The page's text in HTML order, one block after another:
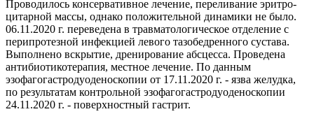
Проводи­лось консервативное лечение, переливание эритро­
цитарной массы, однако положительной динамики не было.
06.11.2020 г. переведена в травматологическое отделение с
перипротезной инфекцией левого тазобе­дренного сустава.
Выполнено вскрытие, дренирова­ние абсцесса. Проведена
антибиотикотерапия, мест­ное лечение. По данным
эзофагогастродуоденоскопии от 17.11.2020 г. - язва желудка,
по результатам кон­трольной эзофагогастродуоденоскопии
24.11.2020 г. - поверхностный гастрит.